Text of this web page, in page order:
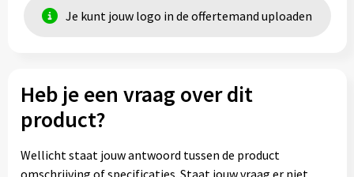
Je kunt jouw logo in de offertemand uploaden
Heb je een vraag over dit
product?
Wellicht staat jouw antwoord tussen de product
omschrijving of specificaties. Staat jouw vraag er niet